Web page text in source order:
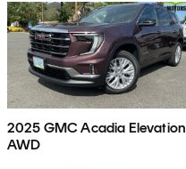
2025 GMC Acadia Elevation
AWD